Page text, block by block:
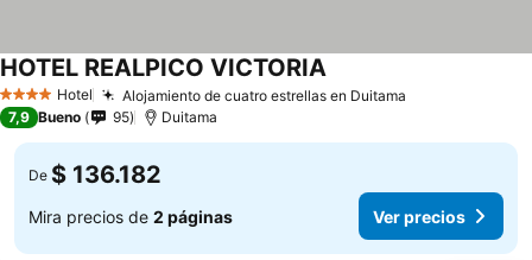
4 EstrellasHotel Alojamiento de cuatro estrellas en Duitama
HOTEL REALPICO VICTORIAVer precios
7,9 Bueno 95 Duitama
De $ 136.182
Mira precios de 2 páginas Ver precios